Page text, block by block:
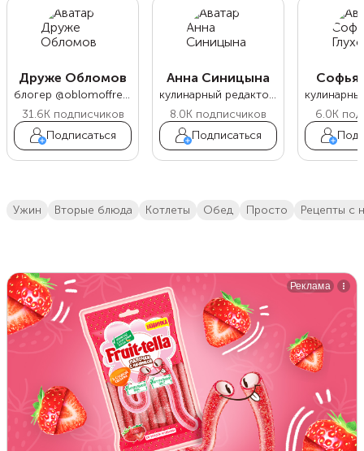
Друже Обломов
блогер @oblomoffrecipe
31.6Kподписчиков
Подписаться
Анна Синицына
кулинарный редактор Food.ru
8.0K подписчиков
Подписаться
Софья
6.0K
ужин вторые блюда котлеты обед просто рецепты с